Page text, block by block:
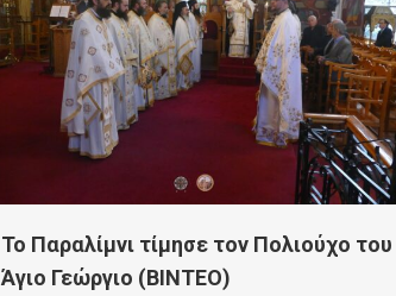
Το Παραλίμνι τίμησε τον Πολιούχο του
Άγιο Γεώργιο (ΒΙΝΤΕΟ)